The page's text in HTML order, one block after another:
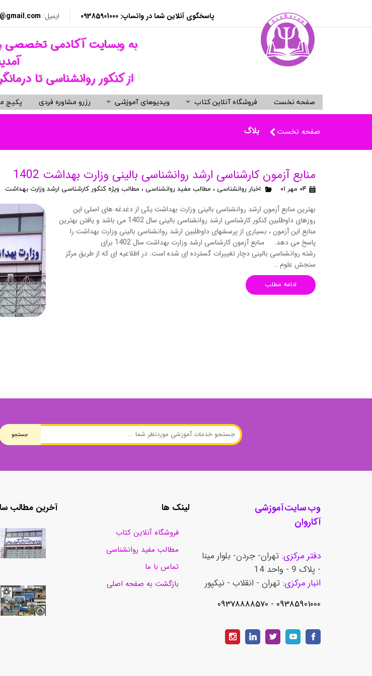
صفحه نخست
فروشگاه آنلاین کتاب
کتب کنکوری و دانشگاهی روانشناسی
کتب ویژه کنکور دکتری روانشناسی
کتب استخدامی روانشناسی
کتب کنکور کارشناسی ارشد مشاوره
منابع آزمون استخدامی آموزگار ابتدایی
طرحواره درمانی ST
درمان رفتاری BT
کتب درمانگری روان شناسی
روانکاوی
کتب توانبخشی
کتب
کتب
کتب
کتب
کتب
ویدیوهای آموزشی
ویدیوهای آموزشی کنکور روانشناسی
رزرو مشاوره فردی پکیج
منابع کنکور ارشد روانشناسی وزارت علوم
پاسخگوی آنلاین شما در واتساپ:​​​​​​​ 09385901000 ایمیل:
​به وبسایت آکادمی تخصصی
از کنکور روانشناسی تا
صفحه نخست بلاگ
منابع آزمون کارشناسی ارشد روانشناسی بالینی وزارت بهداشت 1402
۰۴ مهر ۰۱ اخبار روانشناسی ، مطالب مفید روانشناسی ، مطالب ویژه کنکور کارشناسی ارشد وزارت بهداشت
بهترین منابع آزمون ارشد روانشناسی بالینی وزارت بهداشت یکی از دغدغه های اصلی این
روزهای داوطلبین کنکور کارشناسی ارشد روانشناسی بالینی سال 1402 می باشد و یافتن بهترین
منابع این آزمون ، بسیاری از پرسشهای داوطلبین ارشد روانشناسی بالینی وزارت بهداشت را
پاسخ می دهد. منابع آزمون کارشناسی ارشد وزارت بهداشت سال 1402 برای
رشته روانشناسی بالینی دچار تغییرات گسترده ای شده است. در اطلاعیه ای که از طریق مرکز
سنجش علوم …
ادامه مطلب
جستجو
دفتر مرکزی: تهران- جردن- بلوار مینا
- پلاک 9 - واحد 14
انبار مرکزی: تهران - انقلاب - نیکپور
​​​​​​​09385901000 - 09378888570
وب سایت آموزشی
آکاروان
لینک ها
فروشگاه آنلاین کتاب
مطالب مفید روانشناسی
تماس با ما
بازگشت به صفحه اصلی
آخرین مطالب